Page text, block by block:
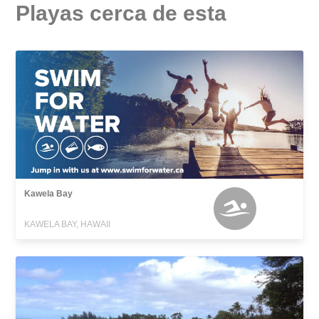
Playas cerca de esta
Kawela Bay
KAWELA BAY, HAWAII